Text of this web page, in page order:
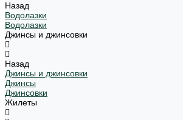
Назад
Водолазки
Водолазки
Джинсы и джинсовки
Назад
Джинсы и джинсовки
Джинсы
Джинсовки
Жилеты